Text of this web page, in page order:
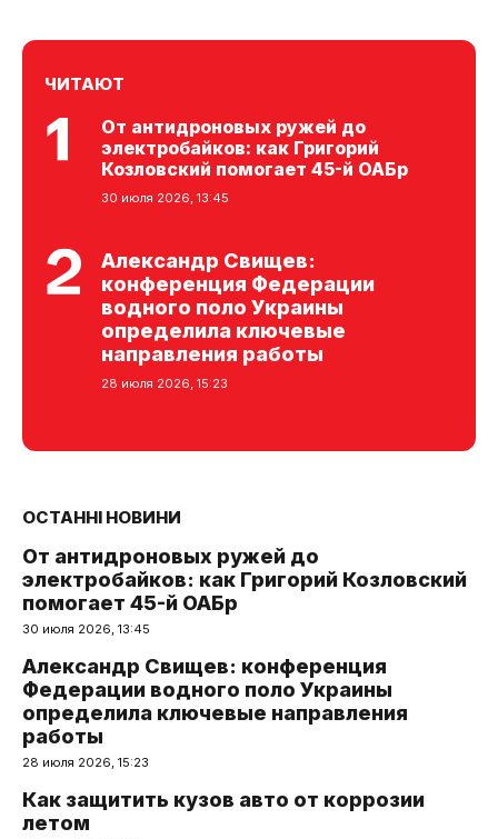
ЧИТАЮТ
От антидроновых ружей до
электробайков: как Григорий
Козловский помогает 45-й ОАБр
30 июля 2026, 13:45
Александр Свищев:
конференция Федерации
водного поло Украины
определила ключевые
направления работы
28 июля 2026, 15:23
ОСТАННІ НОВИНИ
От антидроновых ружей до
электробайков: как Григорий Козловский
помогает 45-й ОАБр
30 июля 2026, 13:45
Александр Свищев: конференция
Федерации водного поло Украины
определила ключевые направления
работы
28 июля 2026, 15:23
Как защитить кузов авто от коррозии
летом